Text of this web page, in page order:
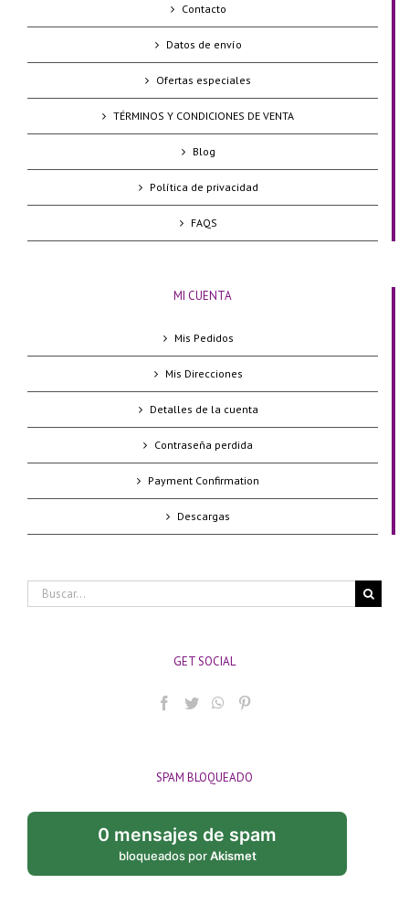
Contacto
Datos de envío
Ofertas especiales
TÉRMINOS Y CONDICIONES DE VENTA
Blog
Política de privacidad
FAQS
MI CUENTA
Mis Pedidos
Mis Direcciones
Detalles de la cuenta
Contraseña perdida
Payment Confirmation
Descargas
Buscar:
GET SOCIAL
SPAM BLOQUEADO
0 mensajes de spam
bloqueados porAkismet